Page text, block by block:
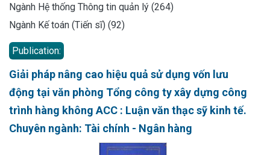
Ngành Hệ thống Thông tin quản lý (264)
Ngành Kế toán (Tiến sĩ) (92)
Publication:
Giải pháp nâng cao hiệu quả sử dụng vốn lưu
động tại văn phòng Tổng công ty xây dựng công
trình hàng không ACC : Luận văn thạc sỹ kinh tế.
Chuyên ngành: Tài chính - Ngân hàng